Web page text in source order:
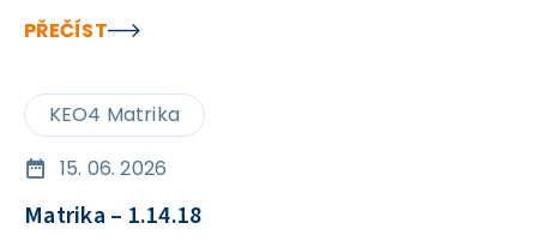
(§92f) - elektřina
PŘEČÍST
KEO4 Matrika
15. 06. 2026
Matrika – 1.14.18